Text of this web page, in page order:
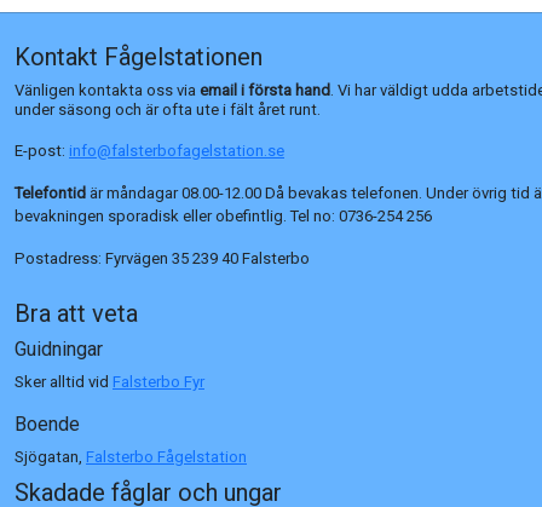
Kontakt Fågelstationen
Vänligen kontakta oss via email i första hand. Vi har väldigt udda
under säsong och är ofta ute i fält året runt.
E-post: info@falsterbofagelstation.se
Telefontid är måndagar 08.00-12.00 Då bevakas telefonen. Under övrig tid
bevakningen sporadisk eller obefintlig. Tel no: 0736-254 256
Postadress: Fyrvägen 35 239 40 Falsterbo
Bra att veta
Guidningar
Sker alltid vid Falsterbo Fyr
Boende
Sjögatan, Falsterbo Fågelstation
Skadade fåglar och ungar